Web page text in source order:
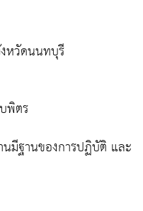
หวัดนนทบุรี
พิตร
นมีฐานของการปฏิบัติ และ